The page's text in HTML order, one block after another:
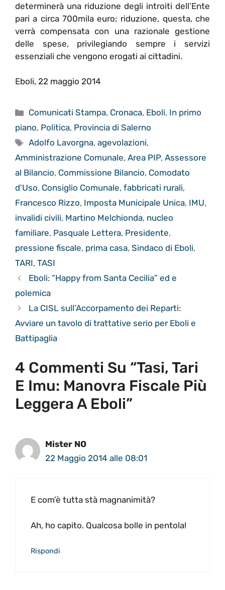
determinerà una riduzione degli introiti dell’Ente
pari a circa 700mila euro; riduzione, questa, che
verrà compensata con una razionale gestione
delle spese, privilegiando sempre i servizi
essenziali che vengono erogati ai cittadini.
Eboli, 22 maggio 2014
Categorie
Comunicati Stampa, Cronaca, Eboli, In primo
piano, Politica, Provincia di Salerno
Tag
Adolfo Lavorgna,agevolazioni,
Amministrazione Comunale, Area PIP, Assessore
al Bilancio, Commissione Bilancio, Comodato
d'Uso, Consiglio Comunale, fabbricati rurali,
Francesco Rizzo, Imposta Municipale Unica, IMU,
invalidi civili, Martino Melchionda, nucleo
familiare, Pasquale Lettera, Presidente,
pressione fiscale, prima casa, Sindaco di Eboli,
TARI, TASI
Eboli: “Happy from Santa Cecilia” ed e
polemica
La CISL sull’Accorpamento dei Reparti:
Avviare un tavolo di trattative serio per Eboli e
Battipaglia
4 Commenti Su “Tasi, Tari
E Imu: Manovra Fiscale Più
Leggera A Eboli”
Mister NO
22 Maggio 2014 alle 08:01
E com’è tutta stà magnanimità?
Ah, ho capito. Qualcosa bolle in pentola!
Rispondi